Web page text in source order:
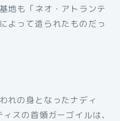
地も「ネオ・アトランテ
よって造られたものだっ
れの身となったナディ
スの首領ガーゴイルは、